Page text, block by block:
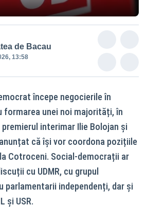
de Bacau
13:58
începe negocierile în
formarea unei noi majorități, în
interimar Ilie Bolojan și
că își vor coordona pozițiile
Cotroceni. Social-democrații ar
cu UDMR, cu grupul
parlamentarii independenți, dar și
și USR.